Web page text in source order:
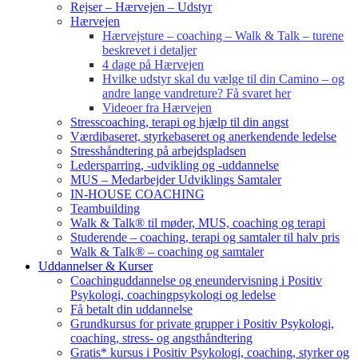
Rejser – Hærvejen – Udstyr
Hærvejen
Hærvejsture – coaching – Walk & Talk – turene
beskrevet i detaljer
4 dage på Hærvejen
Hvilke udstyr skal du vælge til din Camino – og
andre lange vandreture? Få svaret her
Videoer fra Hærvejen
Stresscoaching, terapi og hjælp til din angst
Værdibaseret, styrkebaseret og anerkendende ledelse
Stresshåndtering på arbejdspladsen
Ledersparring, -udvikling og -uddannelse
MUS – Medarbejder Udviklings Samtaler
IN-HOUSE COACHING
Teambuilding
Walk & Talk® til møder, MUS, coaching og terapi
Studerende – coaching, terapi og samtaler til halv pris
Walk & Talk® – coaching og samtaler
Uddannelser & Kurser
Coachinguddannelse og eneundervisning i Positiv
Psykologi, coachingpsykologi og ledelse
Få betalt din uddannelse
Grundkursus for private grupper i Positiv Psykologi,
coaching, stress- og angsthåndtering
Gratis* kursus i Positiv Psykologi, coaching, styrker og